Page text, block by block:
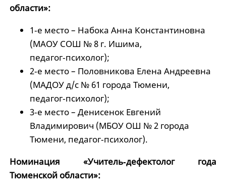
области»:
1‑е место – Набока Анна Константиновна
(МАОУ СОШ № 8 г. Ишима,
педагог‑психолог);
2‑е место – Половникова Елена Андреевна
(МАДОУ д/с № 61 города Тюмени,
педагог‑психолог);
3‑е место – Денисенок Евгений
Владимирович (МБОУ ОШ № 2 города
Тюмени, педагог‑психолог).
Номинация «Учитель‑дефектолог года
Тюменской области»: